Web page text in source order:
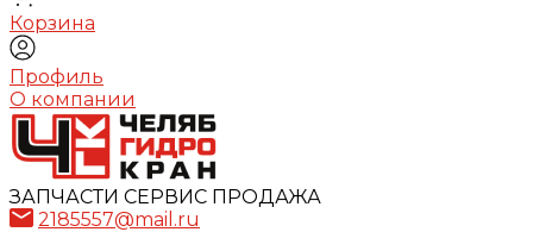
Корзина
Профиль
О компании
ЗАПЧАСТИ СЕРВИС ПРОДАЖА
2185557@mail.ru